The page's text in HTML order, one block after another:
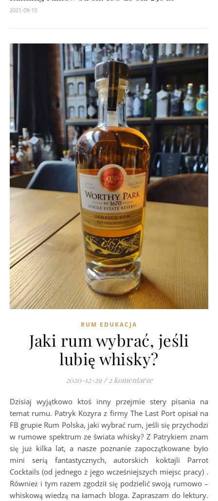
2021-09-10
RUM EDUKACJA
Jaki rum wybrać, jeśli
lubię whisky?
2020-12-29 / 2 komentarze
Dzisiaj wyjątkowo ktoś inny przejmie stery pisania na
temat rumu. Patryk Kozyra z firmy The Last Port opisał na
FB grupie Rum Polska, jaki wybrać rum, jeśli się przychodzi
w rumowe spektrum ze świata whisky? Z Patrykiem znam
się już kilka lat, a nasze poznanie zapoczątkowane było
mini serią fantastycznych, autorskich koktajli Parrot
Cocktails (od jednego z jego wcześniejszych miejsc pracy) .
Również i tym razem zgodził się podzielić swoją rumowo –
whiskową wiedzą na łamach bloga. Zapraszam do lektury.